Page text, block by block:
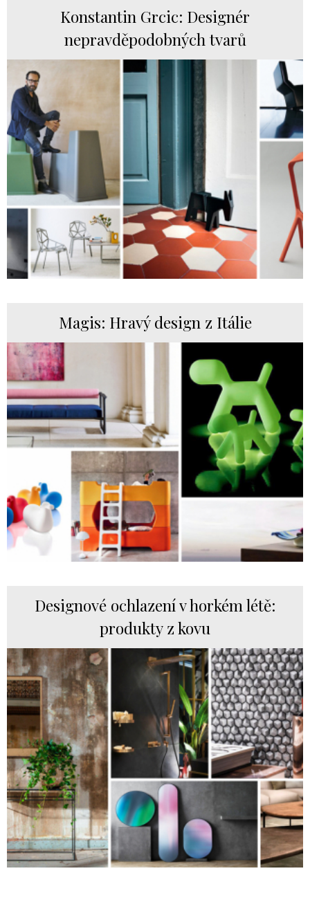
Konstantin Grcic: Designér
nepravděpodobných tvarů
Magis: Hravý design z Itálie
Designové ochlazení v horkém létě:
produkty z kovu